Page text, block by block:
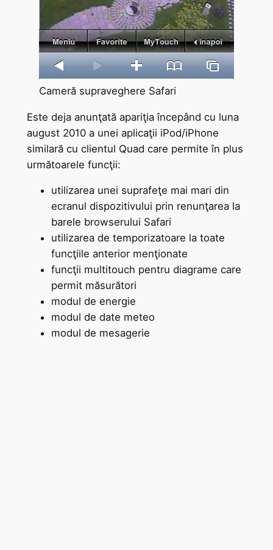
Cameră supraveghere Safari
Este deja anunţată apariţia începând cu luna
august 2010 a unei aplicaţii iPod/iPhone
similară cu clientul Quad care permite în plus
următoarele funcţii:
utilizarea unei suprafeţe mai mari din
ecranul dispozitivului prin renunţarea la
barele browserului Safari
utilizarea de temporizatoare la toate
funcţiile anterior menţionate
funcţii multitouch pentru diagrame care
permit măsurători
modul de energie
modul de date meteo
modul de mesagerie